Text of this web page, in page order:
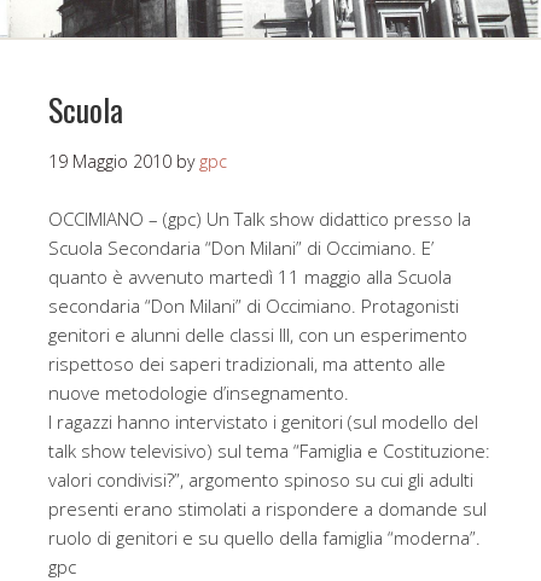
Scuola
19 Maggio 2010 by gpc
OCCIMIANO – (gpc) Un Talk show didattico presso la
Scuola Secondaria “Don Milani” di Occimiano. E’
quanto è avvenuto martedì 11 maggio alla Scuola
secondaria “Don Milani” di Occimiano. Protagonisti
genitori e alunni delle classi III, con un esperimento
rispettoso dei saperi tradizionali, ma attento alle
nuove metodologie d’insegnamento.
I ragazzi hanno intervistato i genitori (sul modello del
talk show televisivo) sul tema “Famiglia e Costituzione:
valori condivisi?”, argomento spinoso su cui gli adulti
presenti erano stimolati a rispondere a domande sul
ruolo di genitori e su quello della famiglia “moderna”.
gpc